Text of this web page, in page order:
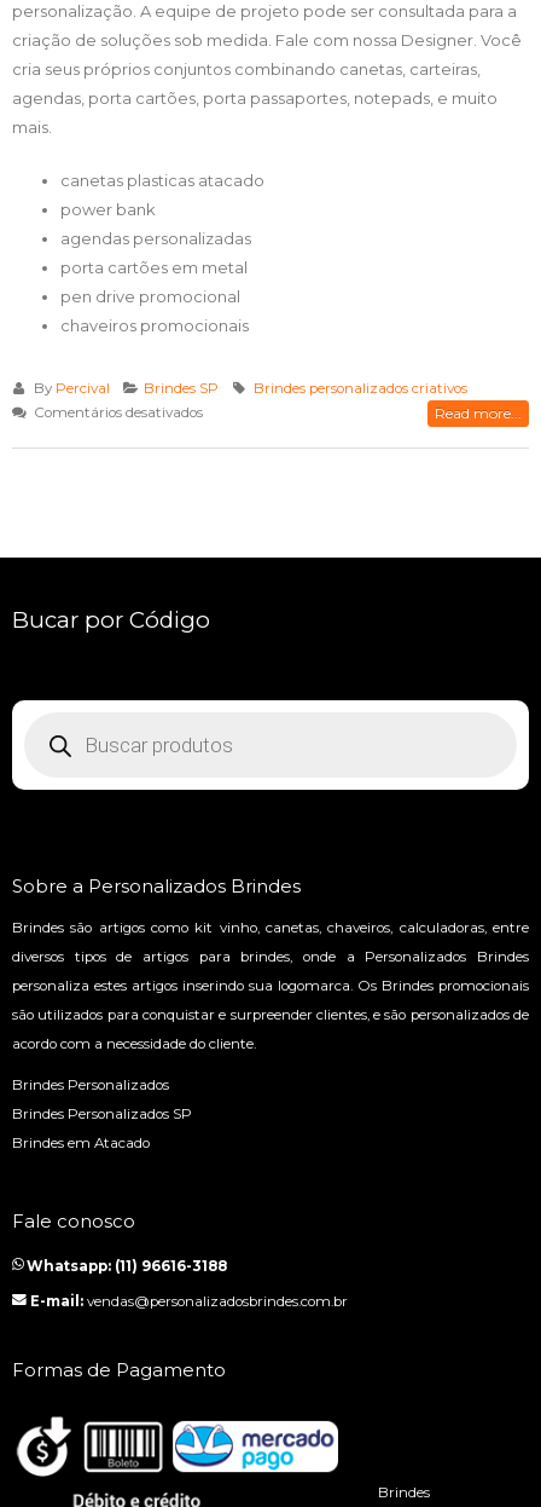
personalização. A equipe de projeto pode ser consultada para a
criação de soluções sob medida. Fale com nossa Designer. Você
cria seus próprios conjuntos combinando canetas, carteiras,
agendas, porta cartões, porta passaportes, notepads, e muito
mais.
canetas plasticas atacado
power bank
agendas personalizadas
porta cartões em metal
pen drive promocional
chaveiros promocionais
By Percival Brindes SP
Brindes personalizados criativos
Comentários desativadosem
Read more...
Bucar por Código
Sobre a Personalizados Brindes
Brindes são artigos como kit vinho, canetas, chaveiros, calculadoras, entre
diversos tipos de artigos para brindes, onde a Personalizados Brindes
personaliza estes artigos inserindo sua logomarca. Os Brindes promocionais
são utilizados para conquistar e surpreender clientes, e são personalizados de
acordo com a necessidade do cliente.
Brindes Personalizados
Brindes Personalizados SP
Brindes em Atacado
Fale conosco
Whatsapp: (11) 96616-3188
E-mail: vendas@personalizadosbrindes.com.br
Formas de Pagamento
Brindes